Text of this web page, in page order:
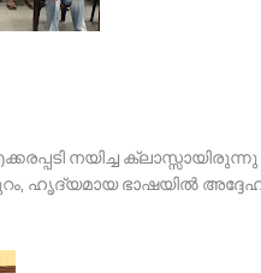
നയിച്ച ക്ലാസ്സായിരുന്നു
ഹൃദ്യമായ ഭാഷയിൽ